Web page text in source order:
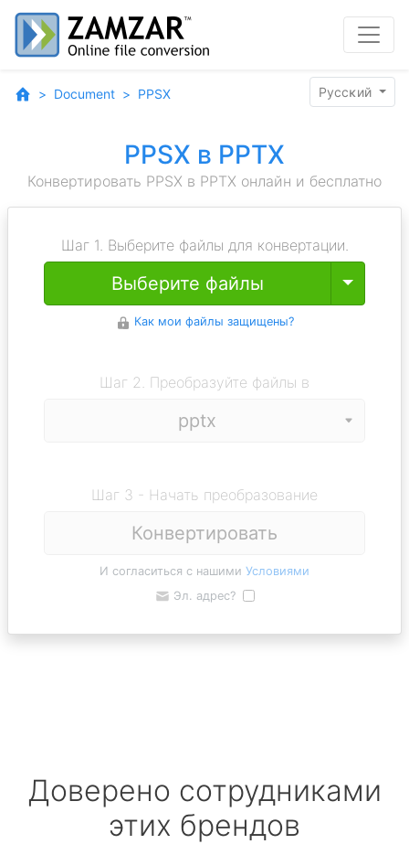
Document PPSX Pyccĸий
PPSX в PPTX
Конвертировать PPSX в PPTX онлайн и бесплатно
Шаг 1. Выберите файлы для конвертации.
Выберите файлы Toggle
Как мои файлы защищены?
Шаг 2. Преобразуйте файлы в
Шаг 3 - Начать преобразование
Конвертировать
И согласиться с нашими Условиями
Эл. адрес?
Доверено сотрудниками
этих брендов